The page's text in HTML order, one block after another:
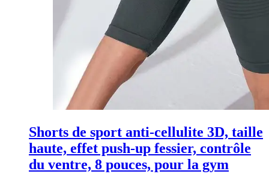
Shorts de sport anti-cellulite 3D, taille
haute, effet push-up fessier, contrôle
du ventre, 8 pouces, pour la gym